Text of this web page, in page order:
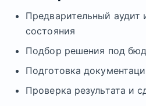
Предварительный аудит
состояния
Подбор решения под
Подготовка
Проверка результата и